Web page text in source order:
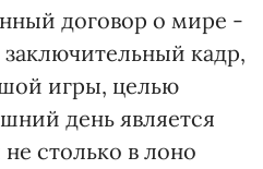
договор о мире -
кадр,
игры, целью
день является
столько в лоно